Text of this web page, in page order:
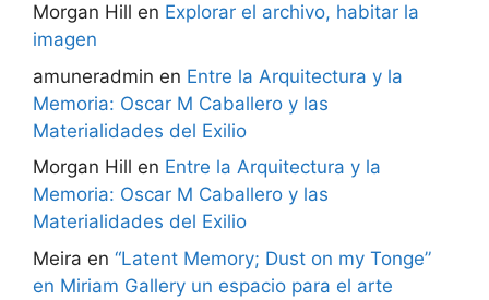
Morgan Hill en Explorar el archivo, habitar la
imagen
amuneradmin en Entre la Arquitectura y la
Memoria: Oscar M Caballero y las
Materialidades del Exilio
Morgan Hill en Entre la Arquitectura y la
Memoria: Oscar M Caballero y las
Materialidades del Exilio
Meira en “Latent Memory; Dust on my Tonge”
en Miriam Gallery un espacio para el arte